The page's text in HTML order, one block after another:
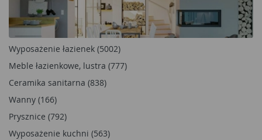
Wyposażenie łazienek (5002)
Meble łazienkowe, lustra (777)
Ceramika sanitarna (838)
Wanny (166)
Prysznice (792)
Wyposażenie kuchni (563)